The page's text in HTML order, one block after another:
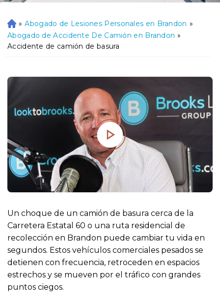
Ini
ci
o
» Abogado de Lesiones Personales en Brandon »
Abogado de Accidente De Camión en Brandon »
Accidente de camión de basura
Un choque de un camión de basura cerca de la
Carretera Estatal 60 o una ruta residencial de
recolección en Brandon puede cambiar tu vida en
segundos. Estos vehículos comerciales pesados se
detienen con frecuencia, retroceden en espacios
estrechos y se mueven por el tráfico con grandes
puntos ciegos.